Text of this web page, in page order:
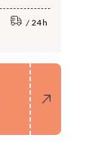
24 h